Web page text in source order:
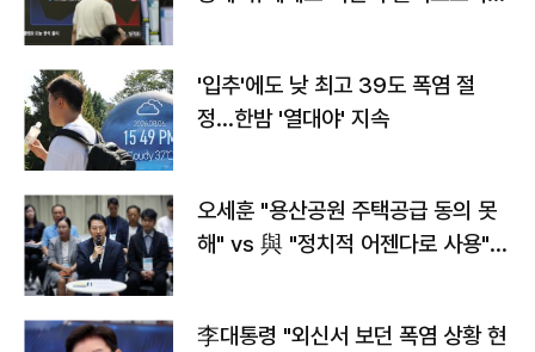
'입추'에도 낮 최고 39도 폭염 절
정…한밤 '열대야' 지속
오세훈 "용산공원 주택공급 동의 못
해" vs 與 "정치적 어젠다로 사용"
李대통령 "외신서 보던 폭염 상황 현